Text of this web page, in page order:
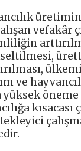
ve
yüksek